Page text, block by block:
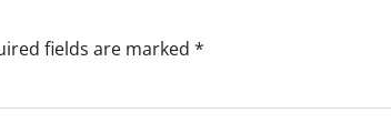
fields are marked *